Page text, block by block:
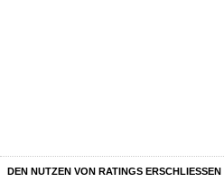
DEN NUTZEN VON RATINGS ERSCHLIESSEN